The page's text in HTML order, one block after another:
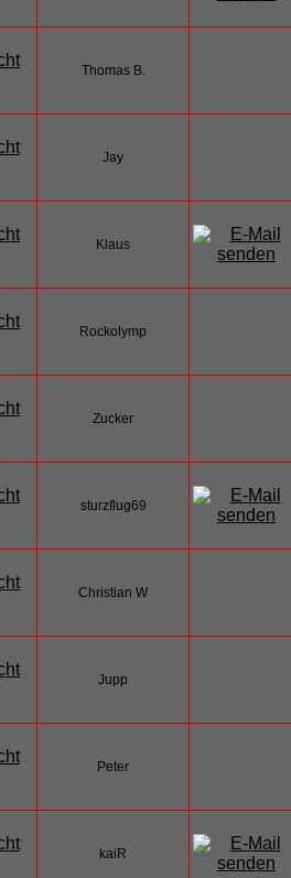
Thomas B.
Jay
Klaus
Rockolymp
Zucker
sturzflug69
Christian W
Jupp
Peter
kaiR